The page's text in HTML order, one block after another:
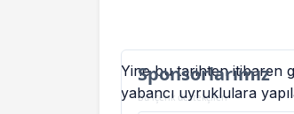
Sponsorlarımız
Bu içerik destekçileri
Yine bu tarihten itibaren
yabancı uyruklulara